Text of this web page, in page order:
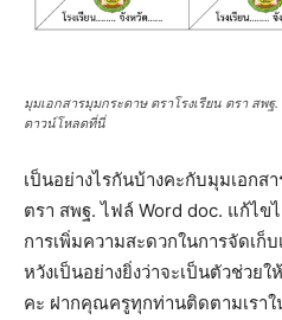
มุมเอกสารมุมกระดาษ ตราโรงเรียน ตรา สพ
ดาวน์โหลดที่นี่
เป็นอย่างไรกันบ้างคะกับมุมเอกส
ตรา สพฐ. ไฟล์ Word doc. แก้ไ
การเพิ่มความสะดวกในการจัดเ
หวังเป็นอย่างยิ่งว่าจะเป็นตัวช่วย
คะ ฝากคุณครูทุกท่านติดตามเราใ